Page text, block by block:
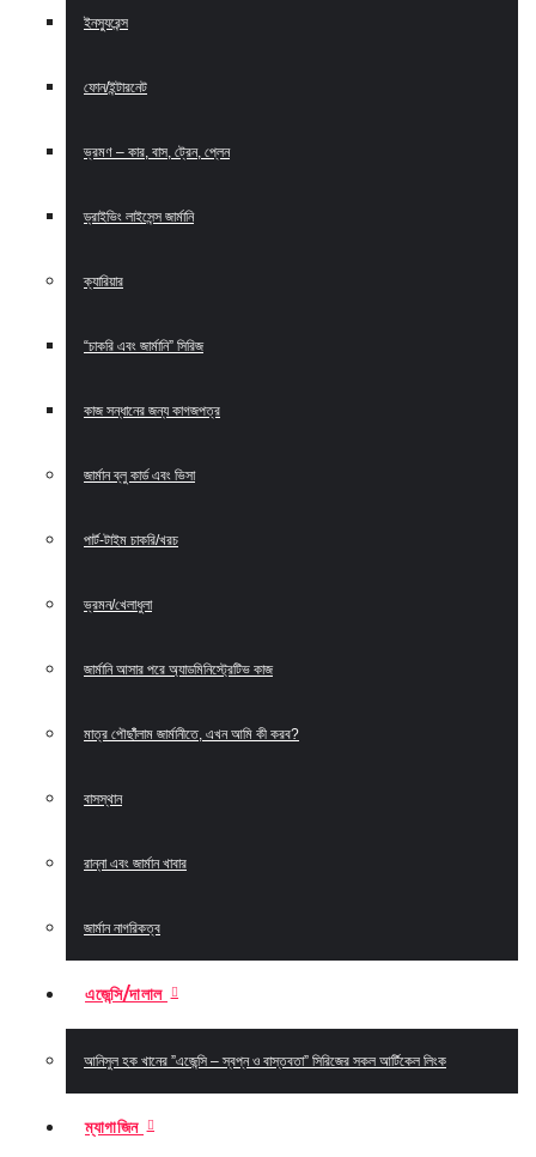
ইনস্যুরেন্স
ফোন/ইন্টারনেট
ভ্রমণ – কার, বাস, ট্রেন, প্লেন
ড্রাইভিং লাইসেন্স জার্মানি
ক্যারিয়ার
“চাকরি এবং জার্মানি” সিরিজ
কাজ সন্ধানের জন্য কাগজপত্র
জার্মান ব্লু কার্ড এবং ভিসা
পার্ট-টাইম চাকরি/খরচ
ভ্রমন/খেলাধুলা
জার্মানি আসার পরে অ্যাডমিনিস্ট্রেটিভ কাজ
মাত্র পৌছাঁঁলাম জার্মানীতে, এখন আমি কী করব?
বাসস্থান
রান্না এবং জার্মান খাবার
জার্মান নাগরিকত্ব
এজেন্সি/দালাল
আনিসুল হক খানের ”এজেন্সি – স্বপ্ন ও বাস্তবতা” সিরিজের সকল আর্টিকেল লিংক
ম্যাগাজিন